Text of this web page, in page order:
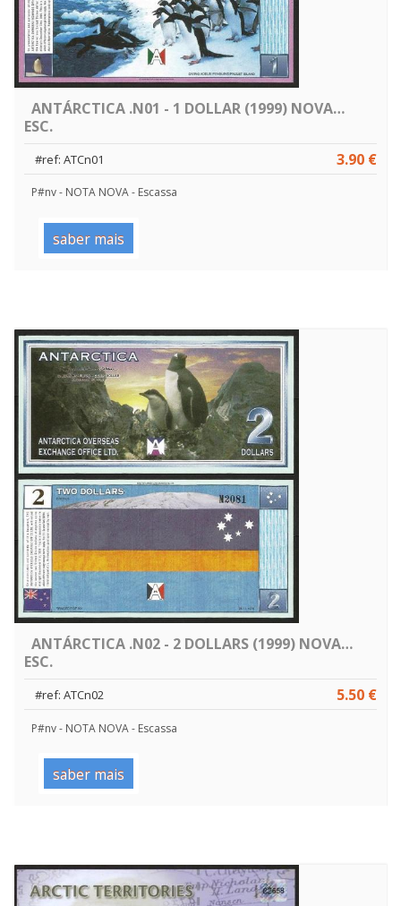
ANTÁRCTICA .N01 - 1 DOLLAR (1999) NOVA…
ESC.
3.90 €
#ref: ATCn01
P#nv - NOTA NOVA - Escassa
saber mais
ANTÁRCTICA .N02 - 2 DOLLARS (1999) NOVA…
ESC.
5.50 €
#ref: ATCn02
P#nv - NOTA NOVA - Escassa
saber mais